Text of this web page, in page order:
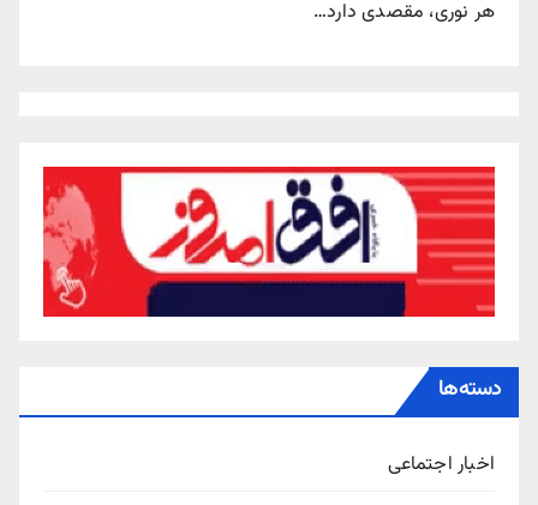
هر نوری، مقصدی دارد…
دسته‌ها
اخبار اجتماعی